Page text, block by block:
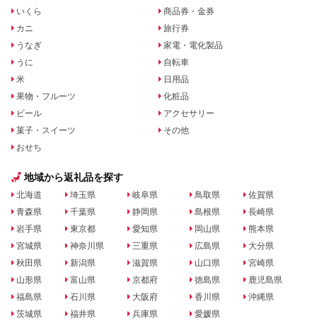
いくら
カニ
うなぎ
うに
米
果物・フルーツ
ビール
菓子・スイーツ
おせち
商品券・金券
旅行券
家電・電化製品
自転車
日用品
化粧品
アクセサリー
その他
地域から返礼品を探す
北海道
青森県
岩手県
宮城県
秋田県
山形県
福島県
茨城県
埼玉県
千葉県
東京都
神奈川県
新潟県
富山県
石川県
福井県
岐阜県
静岡県
愛知県
三重県
滋賀県
京都府
大阪府
兵庫県
鳥取県
島根県
岡山県
広島県
山口県
徳島県
香川県
愛媛県
佐賀県
長崎県
熊本県
大分県
宮崎県
鹿児島県
沖縄県